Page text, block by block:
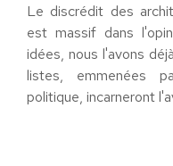
Le discrédit des
est massif dans
idées, nous l'avons
listes, emmenées
politique, incarneront